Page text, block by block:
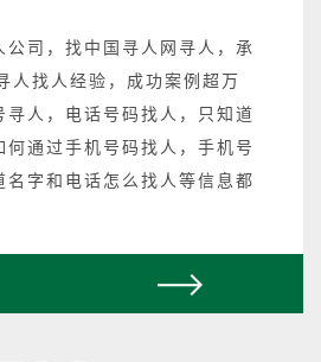
司，找中国寻人网寻人，承
人找人经验，成功案例超万
人，电话号码找人，只知道
通过手机号码找人，手机号
字和电话怎么找人等信息都
费。